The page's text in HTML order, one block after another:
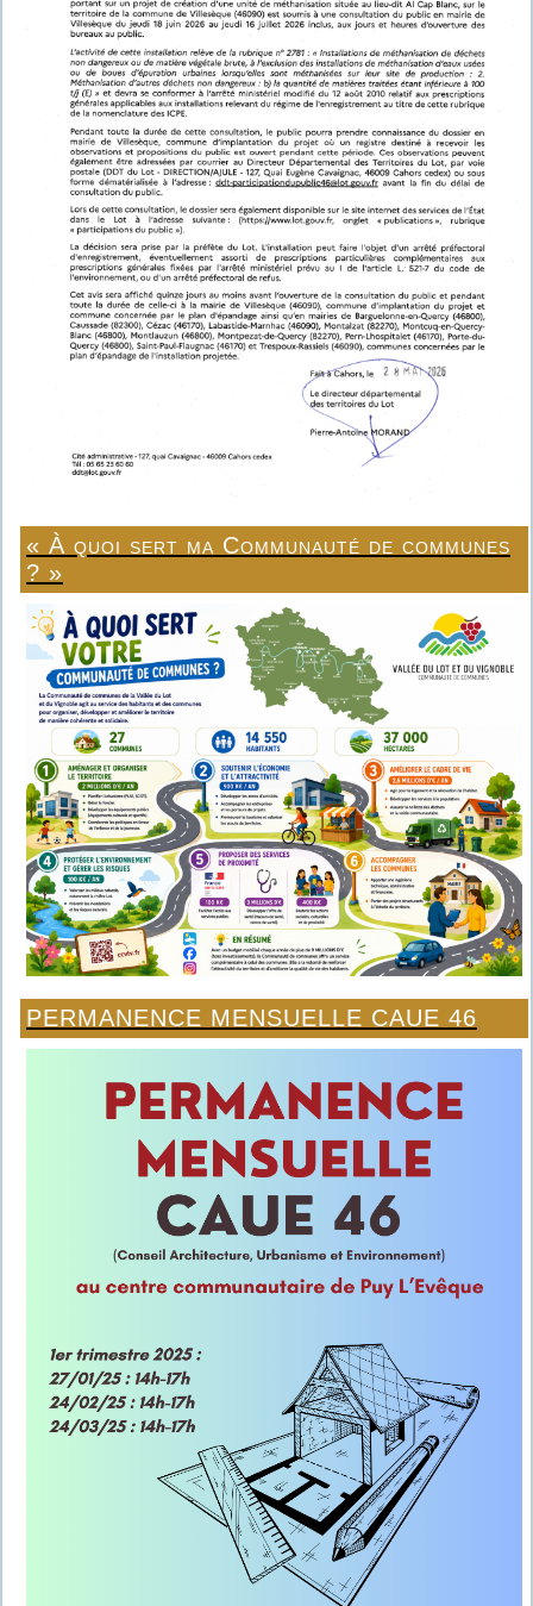
« À quoi sert ma Communauté de communes
? »
PERMANENCE MENSUELLE CAUE 46